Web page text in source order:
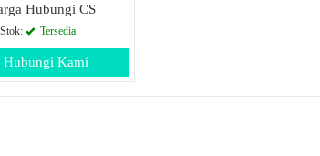
Hubungi CS
Stok: Tersedia
Hubungi Kami